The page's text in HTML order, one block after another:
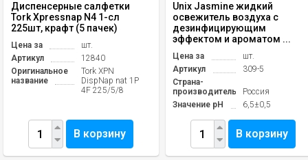
Диспенсерные салфетки
Tork Xpressnap N4 1-сл
225шт, крафт (5 пачек)
Цена за
шт.
Артикул
12840
Оригинальное
название
Tork XPN
DispNap nat 1P
4F 225/5/8
В корзину
Unix Jasmine жидкий
освежитель воздуха с
дезинфицирующим
эффектом и ароматом ...
Цена за
шт.
Артикул
309-5
Страна-
производитель
Россия
Значение pH
6,5±0,5
В корзину